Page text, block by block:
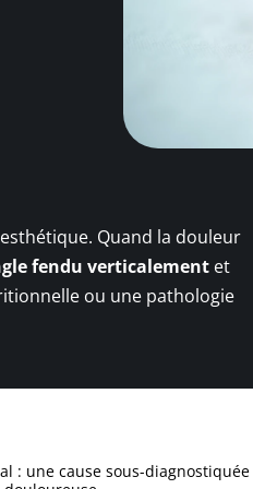
Quand la douleur
fendu verticalement et
ou une pathologie
: une cause sous-